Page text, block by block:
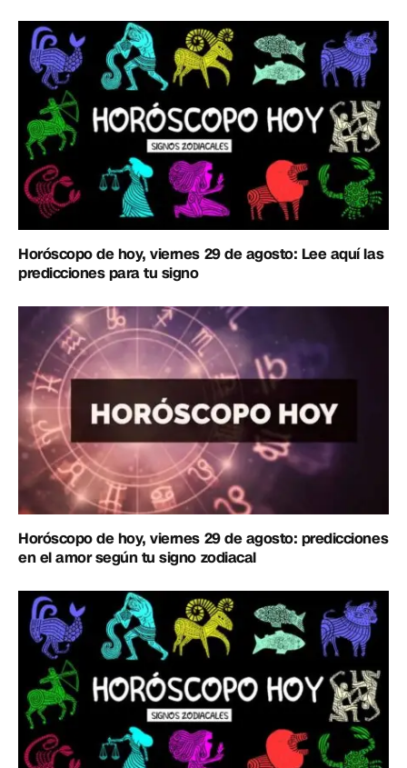
Horóscopo de hoy, viernes 29 de agosto: Lee aquí las
predicciones para tu signo
Horóscopo de hoy, viernes 29 de agosto: predicciones
en el amor según tu signo zodiacal